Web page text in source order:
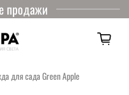
продажи
для сада Green Apple